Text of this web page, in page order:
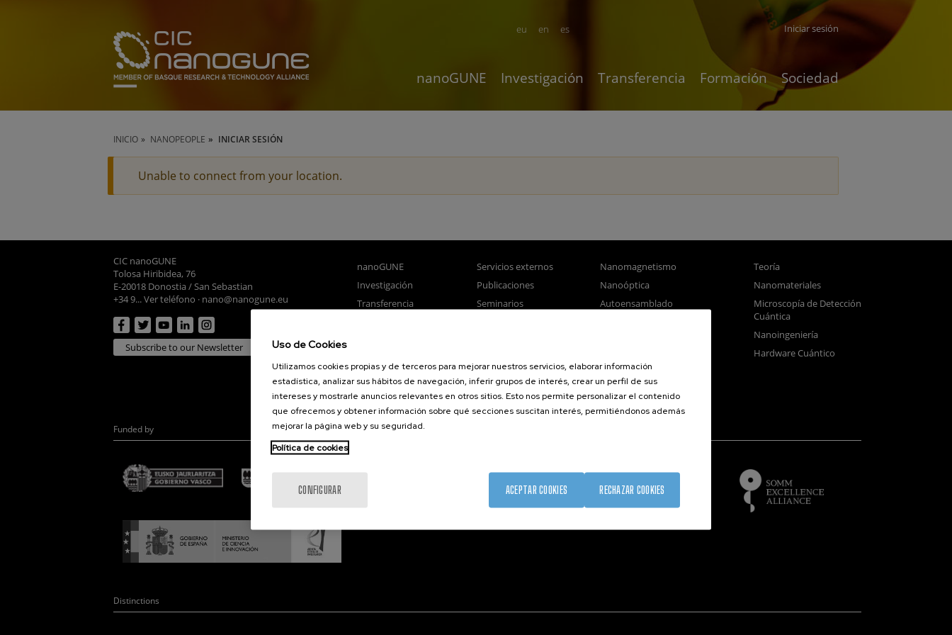
en es
eu Iniciar sesión
nanoGUNE Investigación Transferencia Formación Sociedad
INICIO NANOPEOPLE INICIAR SESIÓN
Unable to connect from your location.
CIC nanoGUNE
Tolosa Hiribidea, 76
E-20018 Donostia / San Sebastian
+34 9... Ver teléfono · nano@nanogune.eu
Subscribe to our Newsletter
nanoGUNE
Investigación
Transferencia
Servicios externos
Publicaciones
Seminarios
Corporate Compliance
Nanomagnetismo
Nanoóptica
Autoensamblado
Teoría
Nanomateriales
Microscopía de Detección
Cuántica
Nanoingeniería
Hardware Cuántico
Funded by
Distinctions
Uso de Cookies
Utilizamos cookies propias y de terceros para mejorar nuestros servicios, elaborar información
estadística, analizar sus hábitos de navegación, inferir grupos de interés, crear un perfil de sus
intereses y mostrarle anuncios relevantes en otros sitios. Esto nos permite personalizar el contenido
que ofrecemos y obtener información sobre qué secciones suscitan interés, permitiéndonos además
mejorar la página web y su seguridad.
Política de cookies
CONFIGURAR RECHAZAR COOKIES
ACEPTAR COOKIES